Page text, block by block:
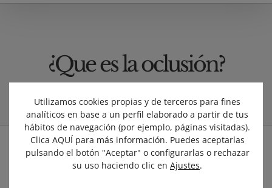
¿Que es la oclusión?
Utilizamos cookies propias y de terceros para fines
analíticos en base a un perfil elaborado a partir de tus
hábitos de navegación (por ejemplo, páginas visitadas).
Clica AQUÍ para más información. Puedes aceptarlas
pulsando el botón "Aceptar" o configurarlas o rechazar
su uso haciendo clic en Ajustes.